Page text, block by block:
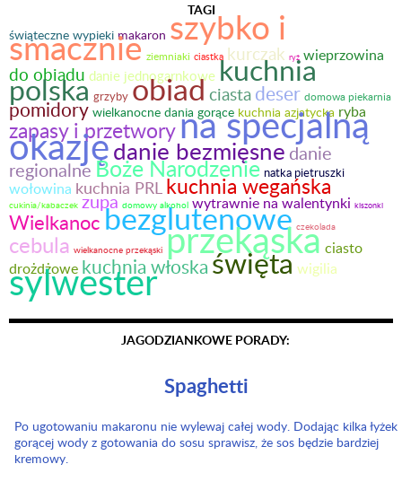
TAGI
świąteczne wypieki makaron szybko i
smacznie ziemniaki ciastka kurczak ryż wieprzowina
do obiadu danie jednogarnkowe kuchnia
polska grzyby obiadciasta deser domowa piekarnia
pomidory wielkanocne dania gorące kuchnia azjatycka ryba
zapasy i przetworyna specjalną
okazjędanie bezmięsne danie
regionalneBoże Narodzenie natka pietruszki
wołowina kuchnia PRL kuchnia wegańska
cukinia/kabaczek zupa domowy alkohol wytrawnie na walentynki kiszonki
Wielkanocbezglutenowe czekolada
cebula wielkanocne przekąski przekąskaciasto
drożdżowe kuchnia włoskaświęta wigilia
sylwester
JAGODZIANKOWE PORADY:
Spaghetti
Po ugotowaniu makaronu nie wylewaj całej wody. Dodając kilka łyżek
gorącej wody z gotowania do sosu sprawisz, że sos będzie bardziej
kremowy.